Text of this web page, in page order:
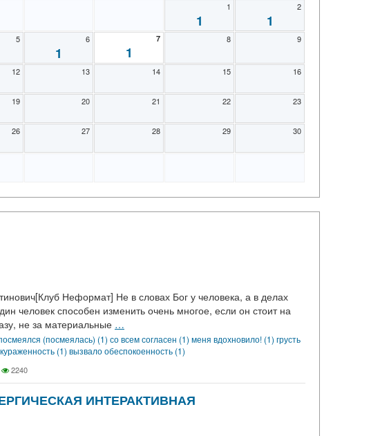
1
1
2
1
5 6
1
7
1
8 9
12 13 14 15 16
19 20 21 22 23
26 27 28 29 30
Неформат] Не в словах Бог у человека, а в делах
человек способен изменить очень многое, если он стоит на
не за материальные …
(посмеялась) (1) со всем согласен (1) меня вдохновило! (1) грусть
(1) вызвало обеспокоенность (1)
2240
ИНТЕРАКТИВНАЯ